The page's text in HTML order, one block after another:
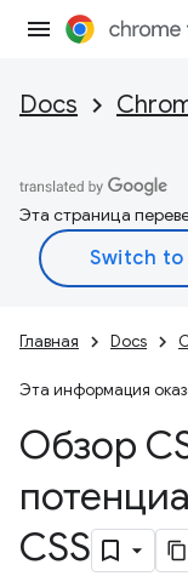
Docs
Эта страница
Главная Docs
Эта информация
Обзор
CSS